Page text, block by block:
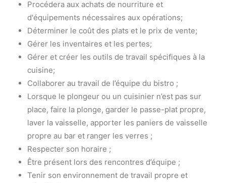
Procédera aux achats de nourriture et
d'équipements nécessaires aux opérations;
Déterminer le coût des plats et le prix de vente;
Gérer les inventaires et les pertes;
Gérer et créer les outils de travail spécifiques à la
cuisine;
Collaborer au travail de l’équipe du bistro ;
Lorsque le plongeur ou un cuisinier n’est pas sur
place, faire la plonge, garder le passe-plat propre,
laver la vaisselle, apporter les paniers de vaisselle
propre au bar et ranger les verres ;
Respecter son horaire ;
Être présent lors des rencontres d’équipe ;
Tenir son environnement de travail propre et